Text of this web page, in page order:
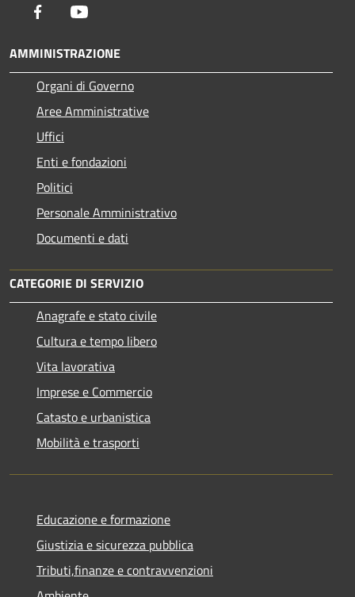
Facebook
AMMINISTRAZIONE
Organi di Governo
Aree Amministrative
Uffici
Enti e fondazioni
Politici
Personale Amministrativo
Documenti e dati
CATEGORIE DI SERVIZIO
Anagrafe e stato civile
Cultura e tempo libero
Vita lavorativa
Imprese e Commercio
Catasto e urbanistica
Mobilità e trasporti
Educazione e formazione
Giustizia e sicurezza pubblica
Tributi,finanze e contravvenzioni